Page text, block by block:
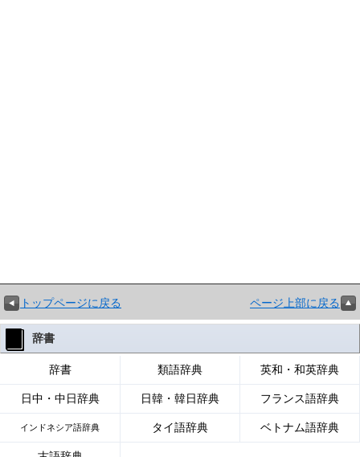
トップページに戻る ページ上部に戻る
辞書
辞書 類語辞典 英和・和英辞典
日中・中日辞典 日韓・韓日辞典 フランス語辞典
インドネシア語辞典 タイ語辞典 ベトナム語辞典